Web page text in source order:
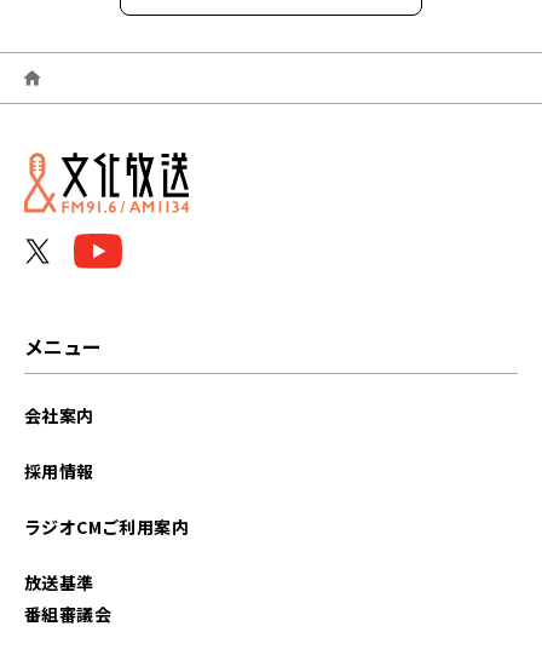
2026年08月
2026年07月
2026年06月
メニュー
会社案内
採用情報
ラジオCMご利用案内
放送基準
番組審議会